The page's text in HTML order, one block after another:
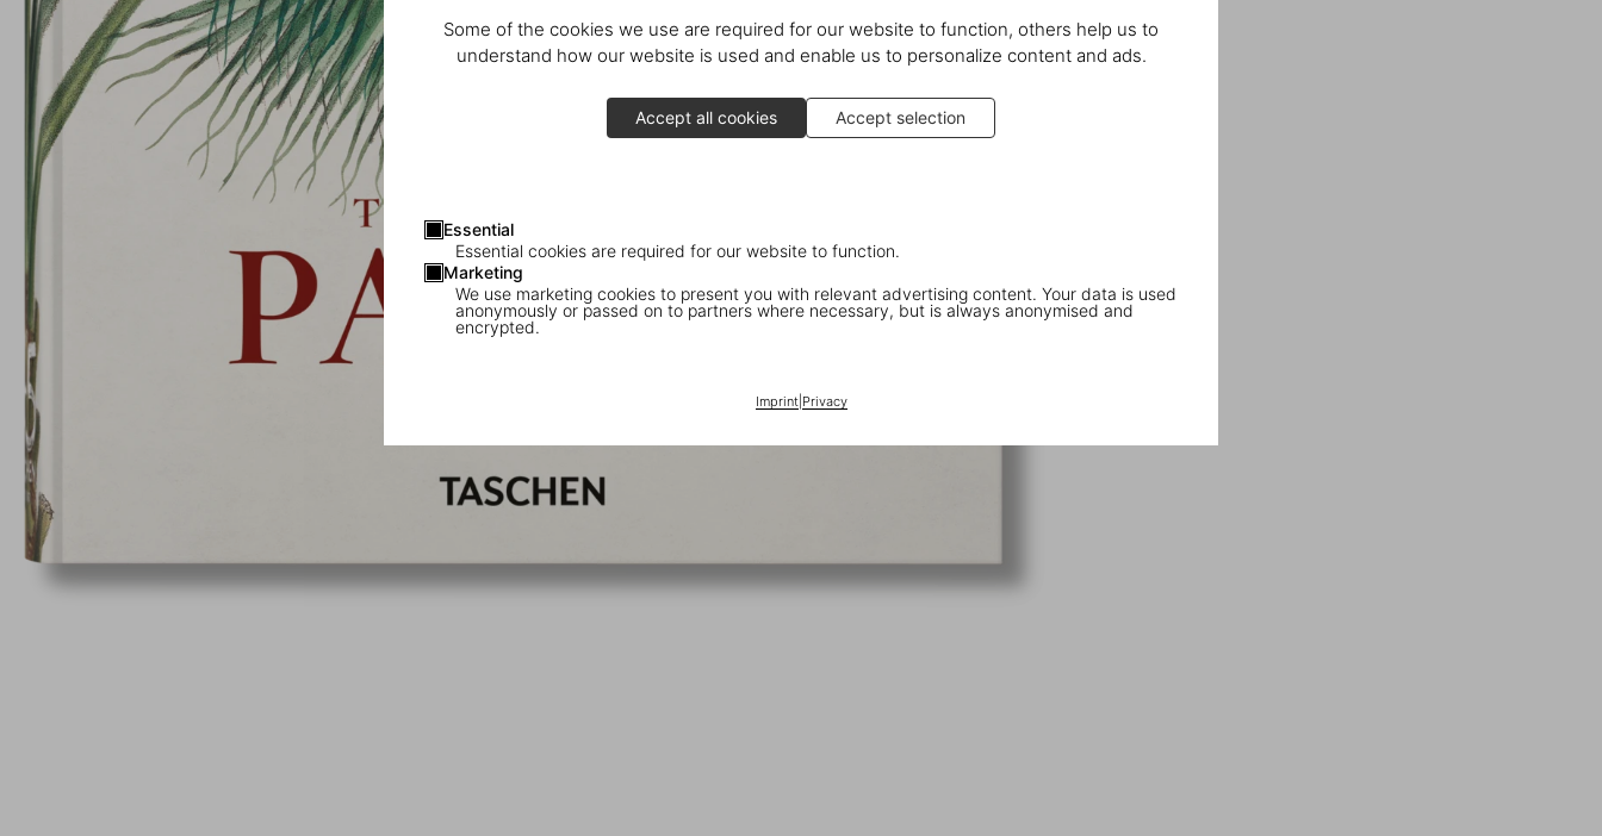
Some of the cookies we use are required for our website to function, others help us to
understand how our website is used and enable us to personalize content and ads.
Accept all cookies Accept selection
Essential
Essential cookies are required for our website to function.
Marketing
We use marketing cookies to present you with relevant advertising content. Your data is used
anonymously or passed on to partners where necessary, but is always anonymised and
encrypted.
Imprint| Privacy